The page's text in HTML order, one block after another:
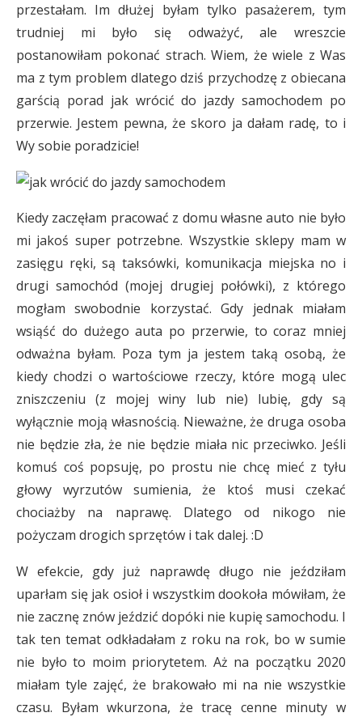
przestałam. Im dłużej byłam tylko pasażerem, tym
trudniej mi było się odważyć, ale wreszcie
postanowiłam pokonać strach. Wiem, że wiele z Was
ma z tym problem dlatego dziś przychodzę z obiecana
garścią porad jak wrócić do jazdy samochodem po
przerwie. Jestem pewna, że skoro ja dałam radę, to i
Wy sobie poradzicie!
Kiedy zaczęłam pracować z domu własne auto nie było
mi jakoś super potrzebne. Wszystkie sklepy mam w
zasięgu ręki, są taksówki, komunikacja miejska no i
drugi samochód (mojej drugiej połówki), z którego
mogłam swobodnie korzystać. Gdy jednak miałam
wsiąść do dużego auta po przerwie, to coraz mniej
odważna byłam. Poza tym ja jestem taką osobą, że
kiedy chodzi o wartościowe rzeczy, które mogą ulec
zniszczeniu (z mojej winy lub nie) lubię, gdy są
wyłącznie moją własnością. Nieważne, że druga osoba
nie będzie zła, że nie będzie miała nic przeciwko. Jeśli
komuś coś popsuję, po prostu nie chcę mieć z tyłu
głowy wyrzutów sumienia, że ktoś musi czekać
chociażby na naprawę. Dlatego od nikogo nie
pożyczam drogich sprzętów i tak dalej. :D
W efekcie, gdy już naprawdę długo nie jeździłam
uparłam się jak osioł i wszystkim dookoła mówiłam, że
nie zacznę znów jeździć dopóki nie kupię samochodu. I
tak ten temat odkładałam z roku na rok, bo w sumie
nie było to moim priorytetem. Aż na początku 2020
miałam tyle zajęć, że brakowało mi na nie wszystkie
czasu. Byłam wkurzona, że tracę cenne minuty w